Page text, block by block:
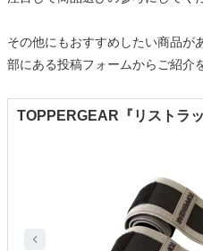
その他にもおすすめしたい商品が
部にある投稿フォームからご紹介
TOPPERGEAR『リストラ